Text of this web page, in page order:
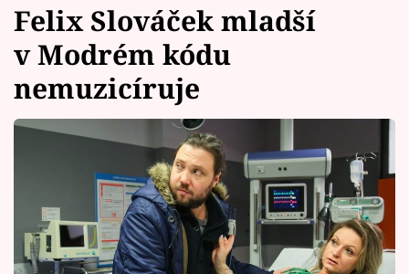
Témata
Celebrity
Horoskopy
Felix Slováček mladší
v Modrém kódu
nemuzicíruje